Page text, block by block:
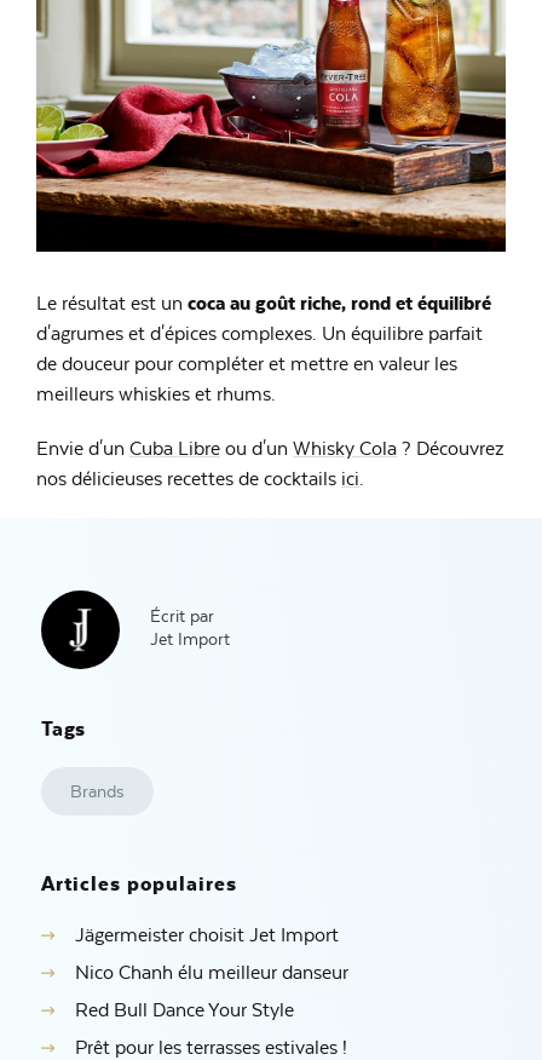
Le résultat est un coca au goût riche, rond et équilibré
d'agrumes et d'épices complexes. Un équilibre parfait
de douceur pour compléter et mettre en valeur les
meilleurs whiskies et rhums.
Envie d'un Cuba Libre ou d'un Whisky Cola ? Découvrez
nos délicieuses recettes de cocktails ici
Écrit par
Jet Import
Tags
Brands
Articles populaires
Jägermeister choisit Jet Import
Nico Chanh élu meilleur danseur
Red Bull Dance Your Style
Prêt pour les terrasses estivales !